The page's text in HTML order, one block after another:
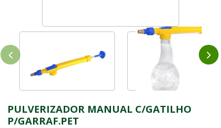
PULVERIZADOR MANUAL C/GATILHO
P/GARRAF.PET